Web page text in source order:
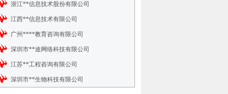
浙江**信息技术股份有限公司
江西**信息技术有限公司
广州****教育咨询有限公司
深圳市**途网络科技有限公司
江苏**工程咨询有限公司
深圳市**生物科技有限公司